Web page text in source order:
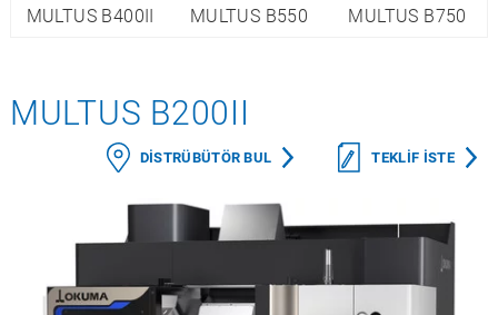
MULTUS B400II
MULTUS B550 MULTUS B750
MULTUS B200II
DISTRÜBÜTÖR BUL TEKLIF ISTE